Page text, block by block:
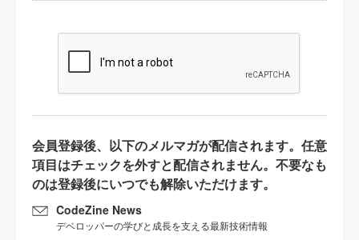
会員登録後、以下のメルマガが配信されます。任意
項目はチェックを外すと配信されません。不要なも
のは登録後にいつでも解除いただけます。
CodeZine News
デベロッパーの学びと成長を支える最新技術情報